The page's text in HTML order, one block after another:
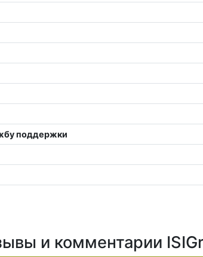
поддержки
и комментарии